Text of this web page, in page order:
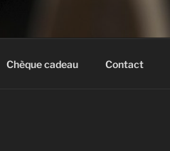
Chèque cadeau Contact